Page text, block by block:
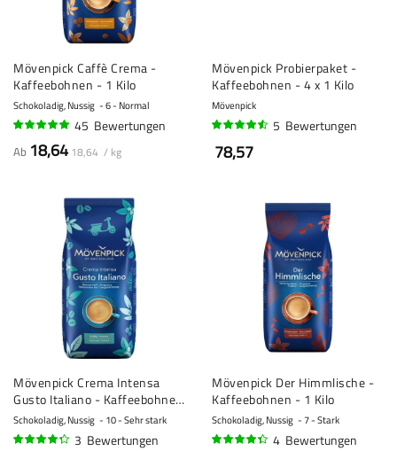
Mövenpick Caffè Crema -
Kaffeebohnen - 1 Kilo
Schokoladig, Nussig 6 - Normal
45 Bewertungen
Ab 18,64 18,64 / kg
Mövenpick Probierpaket -
Kaffeebohnen - 4 x 1 Kilo
Mövenpick
5 Bewertungen
78,57
Mövenpick Crema Intensa
Gusto Italiano - Kaffeebohnen
- 1 Kilo
Schokoladig, Nussig 10 - Sehr stark
3 Bewertungen
Mövenpick Der Himmlische -
Kaffeebohnen - 1 Kilo
Schokoladig, Nussig 7 - Stark
4 Bewertungen